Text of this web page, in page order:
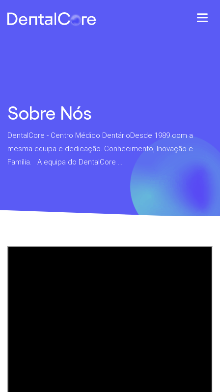
Sobre Nós
DentalCore - Centro Médico DentárioDesde 1989 com a
mesma equipa e dedicação. Conhecimento, Inovação e
Família. A equipa do DentalCore ...